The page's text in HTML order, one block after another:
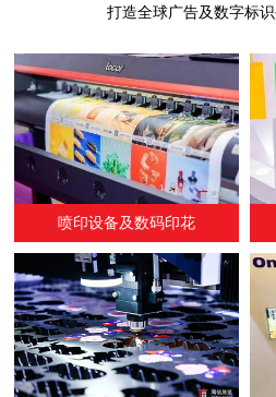
打造全球广告及数字标
喷印设备及数码印花